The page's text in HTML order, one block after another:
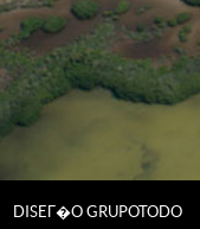
DISEГ�O GRUPOTODO